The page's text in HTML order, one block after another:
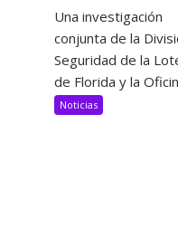
Una investigación
conjunta de la
Seguridad de la
de Florida y la
Noticias